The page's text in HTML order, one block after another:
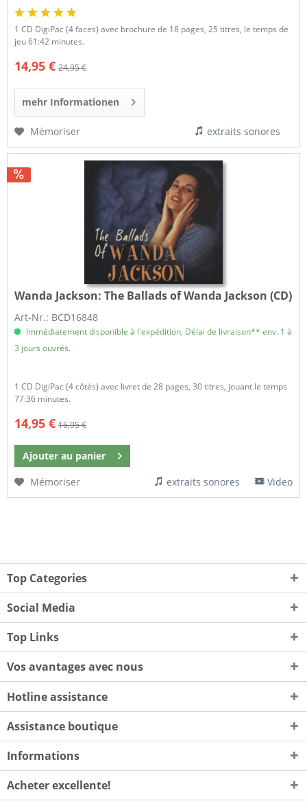
1 CD DigiPac (4 faces) avec brochure de 18 pages, 25 titres, le temps de
jeu 61:42 minutes.
14,95 € 24,95 €
mehr Informationen
Mémoriser extraits sonores
Wanda Jackson:The Ballads of Wanda Jackson (CD)
Art-Nr.: BCD16848
Immédiatement disponible à l'expédition, Délai de livraison** env. 1 à
3 jours ouvrés.
1 CD DigiPac (4 côtés) avec livret de 28 pages, 30 titres, jouant le temps
77:36 minutes.
14,95 € 16,95 €
Ajouter au panier
Mémoriser
extraits sonores Video
Top Categories
Social Media
Top Links
Vos avantages avec nous
Hotline assistance
Assistance boutique
Informations
Acheter excellente!